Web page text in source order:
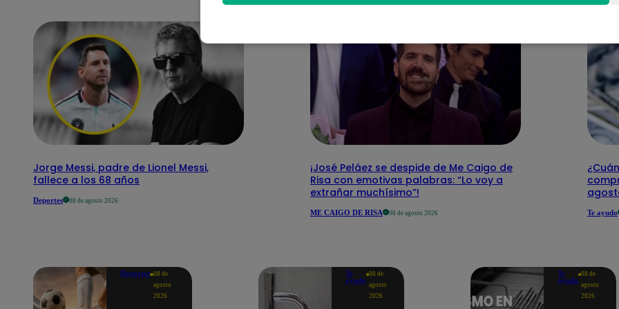
Jorge Messi, padre de Lionel Messi,
fallece a los 68 años
Deportes 08 de agosto 2026
¡José Peláez se despide de Me Caigo de
Risa con emotivas palabras: “Lo voy a
extrañar muchísimo”!
ME CAIGO DE RISA 08 de agosto 2026 Te ayudo
Deportes 08 de
agosto
2026
Te
ayudo
08 de
agosto
2026
Te
ayudo
08 de
agosto
2026